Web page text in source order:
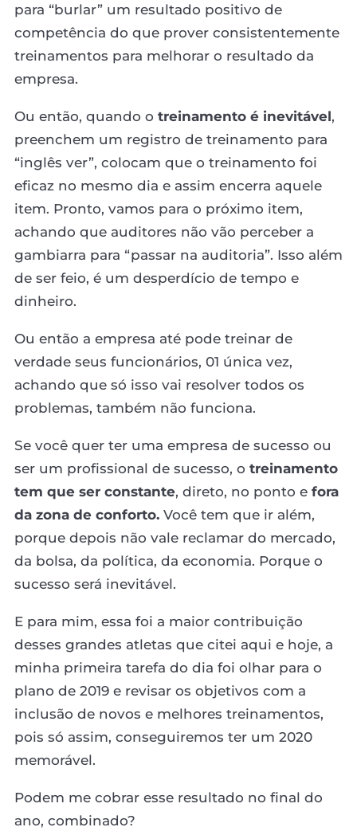
para “burlar” um resultado positivo de
competência do que prover consistentemente
treinamentos para melhorar o resultado da
empresa.
Ou então, quando o treinamento é inevitável,
preenchem um registro de treinamento para
“inglês ver”, colocam que o treinamento foi
eficaz no mesmo dia e assim encerra aquele
item. Pronto, vamos para o próximo item,
achando que auditores não vão perceber a
gambiarra para “passar na auditoria”. Isso além
de ser feio, é um desperdício de tempo e
dinheiro.
Ou então a empresa até pode treinar de
verdade seus funcionários, 01 única vez,
achando que só isso vai resolver todos os
problemas, também não funciona.
Se você quer ter uma empresa de sucesso ou
ser um profissional de sucesso, o treinamento
tem que ser constante, direto, no ponto e fora
da zona de conforto. Você tem que ir além,
porque depois não vale reclamar do mercado,
da bolsa, da política, da economia. Porque o
sucesso será inevitável.
E para mim, essa foi a maior contribuição
desses grandes atletas que citei aqui e hoje, a
minha primeira tarefa do dia foi olhar para o
plano de 2019 e revisar os objetivos com a
inclusão de novos e melhores treinamentos,
pois só assim, conseguiremos ter um 2020
memorável.
Podem me cobrar esse resultado no final do
ano, combinado?